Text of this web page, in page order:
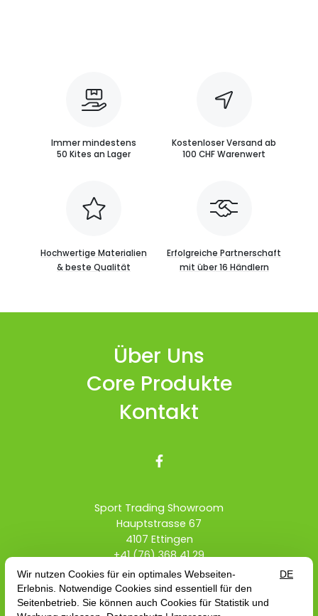
Immer mindestens
50 Kites an Lager
Kostenloser Versand ab
100 CHF Warenwert
Hochwertige Materialien
& beste Qualität
Erfolgreiche Partnerschaft
mit über 16 Händlern
Über Uns
Core Produkte
Kontakt

Sport Trading Showroom
Hauptstrasse 67
4107 Ettingen
+41 (76) 368 41 29
info@sport-trading.ch
Händler Schweiz Teamrider